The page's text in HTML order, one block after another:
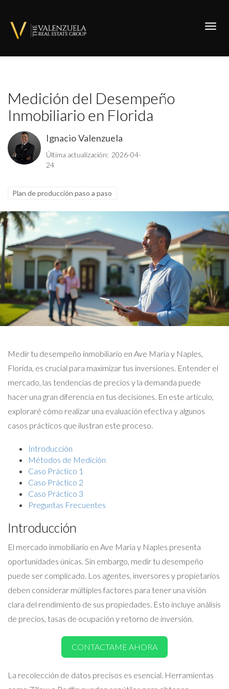
Medición del Desempeño
Inmobiliario en Florida
Ignacio Valenzuela
Última actualización: 2026-04-
24
Plan de producción paso a paso
Medir tu desempeño inmobiliario en Ave Maria y Naples,
Florida, es crucial para maximizar tus inversiones. Entender el
mercado, las tendencias de precios y la demanda puede
hacer una gran diferencia en tus decisiones. En este artículo,
exploraré cómo realizar una evaluación efectiva y algunos
casos prácticos que ilustran este proceso.
Introducción
Métodos de Medición
Caso Práctico 1
Caso Práctico 2
Caso Práctico 3
Preguntas Frecuentes
Introducción
El mercado inmobiliario en Ave Maria y Naples presenta
oportunidades únicas. Sin embargo, medir tu desempeño
puede ser complicado. Los agentes, inversores y propietarios
deben considerar múltiples factores para tener una visión
clara del rendimiento de sus propiedades. Esto incluye análisis
de precios, tasas de ocupación y retorno de inversión.
CONTACTAME AHORA
La recolección de datos precisos es esencial. Herramientas